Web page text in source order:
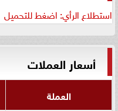
استطلاع الرأي: اضغط للتحميل
أسعار العملات
العملة